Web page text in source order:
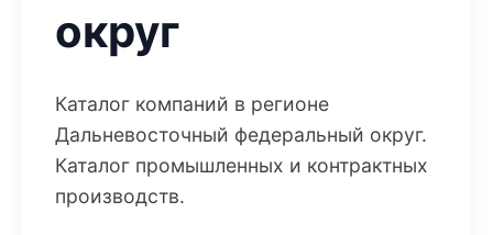
округ
Каталог компаний в регионе
Дальневосточный федеральный округ.
Каталог промышленных и контрактных
производств.